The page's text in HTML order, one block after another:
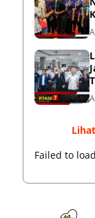
Failed to